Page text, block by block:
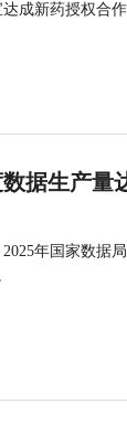
成新药授权合
据生产量
年国家数据